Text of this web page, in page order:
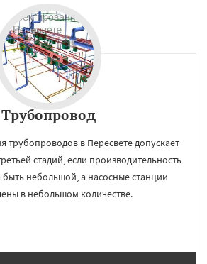
Трубопровод
трубопроводов в Пересвете допускает
стадий, если производительность
небольшой, а насосные станции
в небольшом количестве.